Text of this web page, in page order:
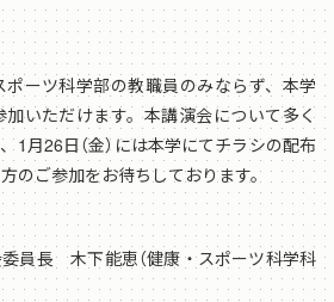
ーツ科学部の教職員のみならず、本学
いただけます。本講演会について多く
1月26日（金）には本学にてチラシの配布
のご参加をお待ちしております。
員長 木下能恵（健康・スポーツ科学科